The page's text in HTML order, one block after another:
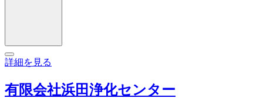
詳細を見る
有限会社浜田浄化センター